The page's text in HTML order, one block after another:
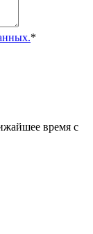
*
время с